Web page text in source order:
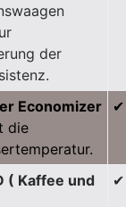
der
Economizer
die
✔
( Kaffee und
✔